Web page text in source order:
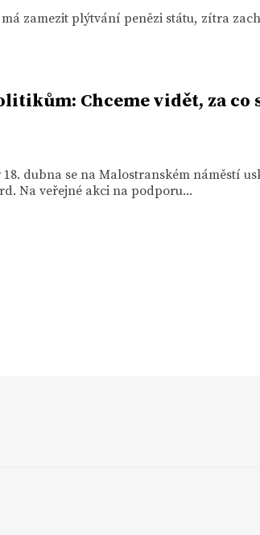
zamezit plýtvání penězi státu, zítra
Chceme vidět, za co
18. dubna se na Malostranském náměstí
Na veřejné akci na podporu...